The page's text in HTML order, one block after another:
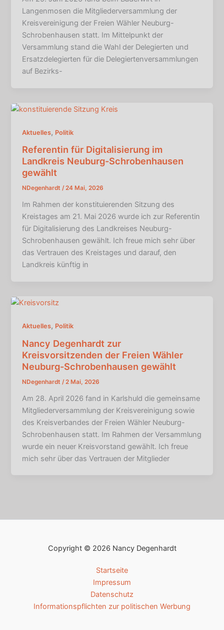
Langenmosen die Mitgliederversammlung der
Kreisvereinigung der Freien Wähler Neuburg-
Schrobenhausen statt. Im Mittelpunkt der
Versammlung stand die Wahl der Delegierten und
Ersatzdelegierten für die Delegiertenversammlungen
auf Bezirks-
Aktuelles, Politik
Referentin für Digitalisierung im
Landkreis Neuburg-Schrobenhausen
gewählt
NDegenhardt/24 Mai, 2026
Im Rahmen der konstituierenden Sitzung des
Kreistages am 21. Mai 2026 wurde ich zur Referentin
für Digitalisierung des Landkreises Neuburg-
Schrobenhausen gewählt. Ich freue mich sehr über
das Vertrauen des Kreistages und darauf, den
Landkreis künftig in
Aktuelles, Politik
Nancy Degenhardt zur
Kreisvorsitzenden der Freien Wähler
Neuburg-Schrobenhausen gewählt
NDegenhardt /2 Mai, 2026
Am 28. April 2026 fand in Karlshuld die gemeinsame
Mitgliederversammlung der Kreisvereinigung sowie
des Kreisverbandes der Freien Wähler Neuburg-
Schrobenhausen statt. Im Rahmen der Versammlung
wurde ein neuer Kreisvorstand gewählt. Ich freue
mich sehr über das Vertrauen der Mitglieder
Copyright © 2026 Nancy Degenhardt
Startseite
Impressum
Datenschutz
Informationspflichten zur politischen Werbung